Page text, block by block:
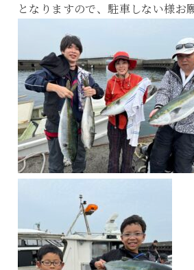
となりますので、駐車しない様お